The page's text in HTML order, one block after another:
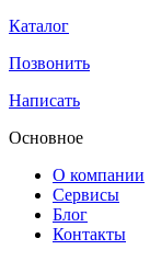
Каталог
Позвонить
Написать
Основное
О компании
Сервисы
Блог
Контакты